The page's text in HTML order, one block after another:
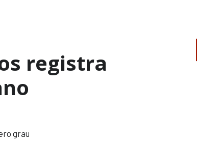
registra
grau